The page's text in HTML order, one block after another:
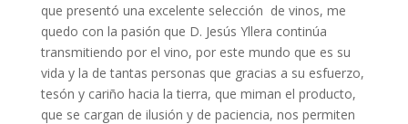
que presentó una excelente selección de vinos, me
quedo con la pasión que D. Jesús Yllera continúa
transmitiendo por el vino, por este mundo que es su
vida y la de tantas personas que gracias a su esfuerzo,
tesón y cariño hacia la tierra, que miman el producto,
que se cargan de ilusión y de paciencia, nos permiten